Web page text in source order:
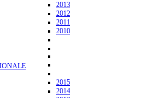
2013
2012
2011
2010
2015
2014